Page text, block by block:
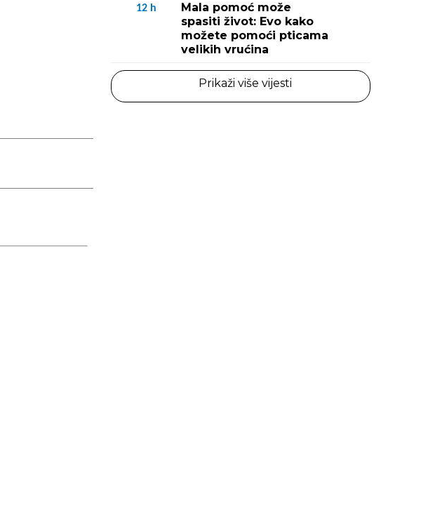
12 h
Mala pomoć može
spasiti život: Evo kako
možete pomoći pticama
velikih vrućina
Prikaži više vijesti